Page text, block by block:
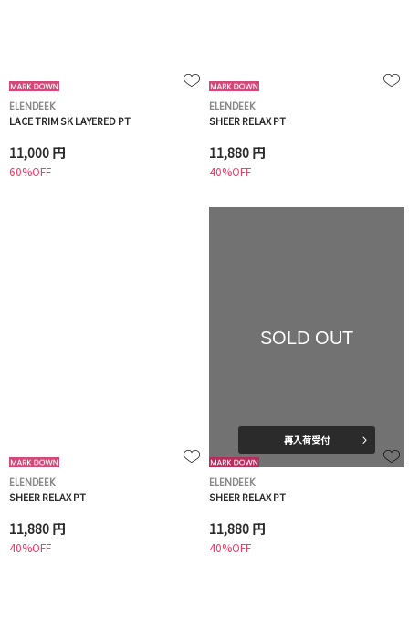
ELENDEEK
LACE TRIM SK LAYERED PT
11,000 円
60%OFF
ELENDEEK
SHEER RELAX PT
11,880 円
40%OFF
ELENDEEK
SHEER RELAX PT
11,880 円
40%OFF
SOLD OUT
再入荷受付
ELENDEEK
SHEER RELAX PT
11,880 円
40%OFF